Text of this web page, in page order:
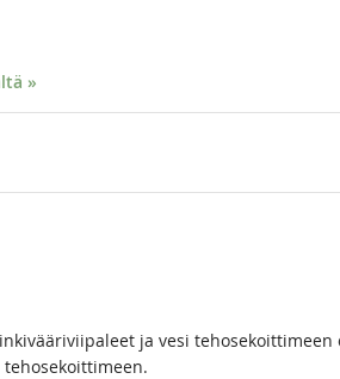
»
ja vesi tehosekoittimeen